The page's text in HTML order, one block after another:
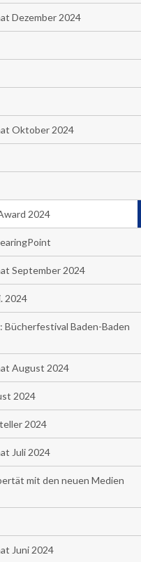
Dezember 2024
Oktober 2024
2024
September 2024
2024
Baden-Baden
August 2024
2024
2024
Juli 2024
mit den neuen Medien
Juni 2024